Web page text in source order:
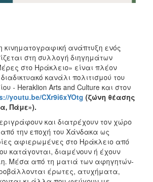
κινηματογραφική ανάπτυξη ενός
στη συλλογή διηγημάτων
στο Ηράκλειο» είναι πλέον
κανάλι πολιτισμού του
- Heraklion Arts and Culture και στον
youtu.be/CXr9i6xYOtg (ζώνη θέασης
Πάμε»).
και διατρέχουν τον χώρο
από την εποχή του Χάνδακα ως
αφιερωμένες στο Ηράκλειο από
κατάγονται, διαμένουν ή έχουν
Μέσα από τη ματιά των αφηγητών-
έρωτες, ατυχήματα,